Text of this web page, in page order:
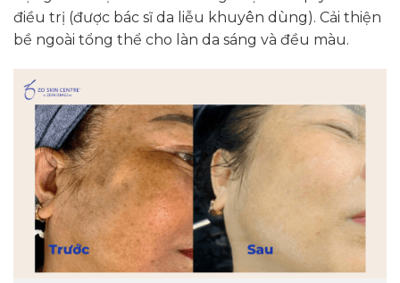
điều trị (được bác sĩ da liễu khuyên dùng). Cải thiện
bề ngoài tổng thể cho làn da sáng và đều màu.